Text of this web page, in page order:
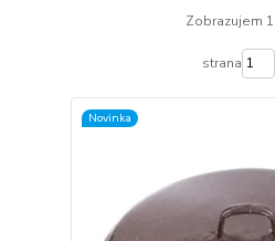
Zobrazujem
strana
Novinka